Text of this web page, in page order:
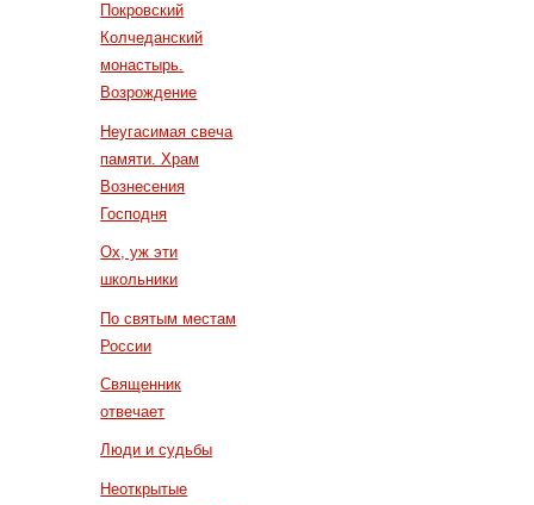
Покровский
Колчеданский
монастырь.
Возрождение
Неугасимая свеча
памяти. Храм
Вознесения
Господня
Ох, уж эти
школьники
По святым местам
России
Священник
отвечает
Люди и судьбы
Неоткрытые